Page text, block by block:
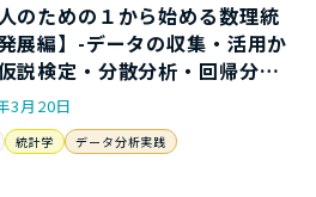
のための１から始める数理統
展編】-データの収集・活用か
説検定・分散分析・回帰分析
まで-
3月20日
統計学 データ分析実践